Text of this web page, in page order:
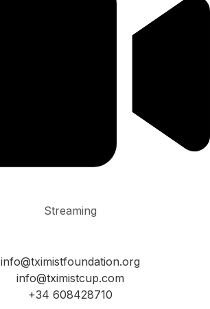
Streaming
info@tximistfoundation.org
info@tximistcup.com
+34 608428710